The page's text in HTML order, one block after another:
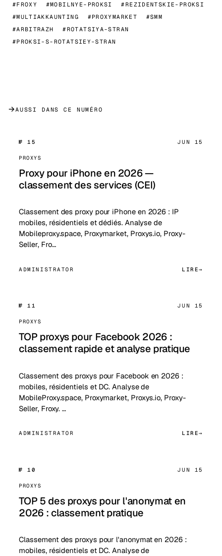
#FROXY #MOBILNYE-PROKSI
#REZIDENTSKIE-PROKSI
#MULTIAKKAUNTING
#PROXYMARKET
#SMM
#ARBITRAZH
#ROTATSIYA-STRAN
#PROKSI-S-ROTATSIEY-STRAN
→AUSSI DANS CE NUMÉRO
№ 15 JUN 15
PROXYS
Proxy pour iPhone en 2026 —
classement des services (CEI)
Classement des proxy pour iPhone en 2026 : IP
mobiles, résidentiels et dédiés. Analyse de
Mobileproxy.space, Proxymarket, Proxys.io, Proxy-
Seller, Fro…
ADMINISTRATOR LIRE
№ 11 JUN 15
PROXYS
TOP proxys pour Facebook 2026 :
classement rapide et analyse pratique
Classement des proxys pour Facebook en 2026 :
mobiles, résidentiels et DC. Analyse de
MobileProxy.space, Proxymarket, Proxys.io, Proxy-
Seller, Froxy. …
ADMINISTRATOR LIRE
№ 10 JUN 15
PROXYS
TOP 5 des proxys pour l'anonymat en
2026 : classement pratique
Classement des proxys pour l'anonymat en 2026 :
mobiles, résidentiels et DC. Analyse de